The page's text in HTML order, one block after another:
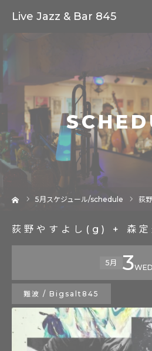
Live Jazz & Bar 845
5月スケジュール/schedule 荻
荻野やすよし(g) + 森
5月 3WED
難波 / Bigsalt845